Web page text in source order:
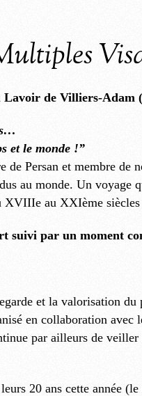
Lavoir de Villiers-Adam
et le monde !”
de Persan et membre
au monde. Un
XVIIIe au XXIème
suivi par un moment
et la valorisation
en collaboration
par ailleurs de veiller
20 ans cette année